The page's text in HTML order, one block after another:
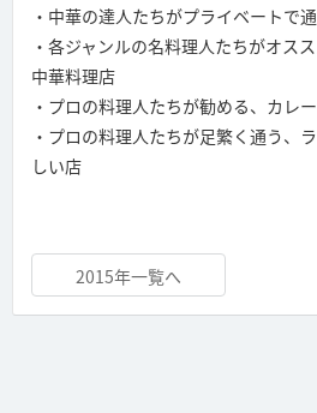
・中華の達人たちがプライベートで
・各ジャンルの名料理人たちがオス
中華料理店
・プロの料理人たちが勧める、カレ
・プロの料理人たちが足繁く通う、
しい店
2015年一覧へ